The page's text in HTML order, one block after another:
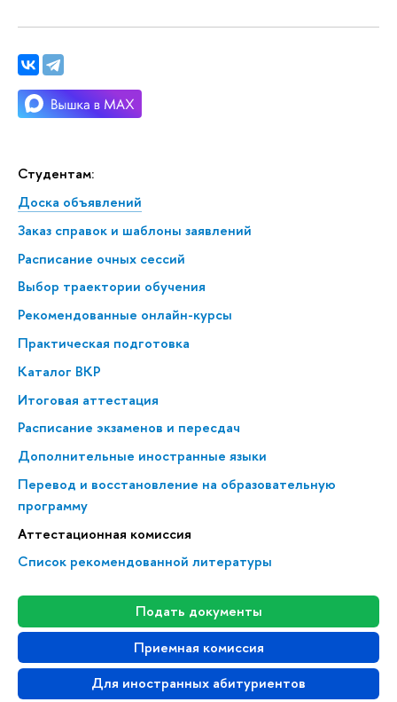
Студентам:
Доска объявлений
Заказ справок и шаблоны заявлений
Расписание очных сессий
Выбор траектории обучения
Рекомендованные онлайн-курсы
Практическая подготовка
Каталог ВКР
Итоговая аттестация
Расписание экзаменов и пересдач
Дополнительные иностранные языки
Перевод и восстановление на образовательную
программу
Аттестационная комиссия
Список рекомендованной литературы
Подать документы
Приемная комиссия
Для иностранных абитуриентов